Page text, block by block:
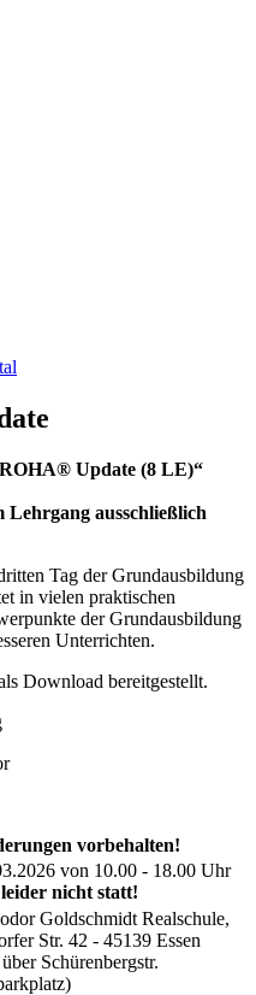
Update (8 LE)“
Lehrgang ausschließlich
Tag der Grundausbildung
in vielen praktischen
der Grundausbildung
Unterrichten.
Download bereitgestellt.
vorbehalten!
von 10.00 - 18.00 Uhr
nicht statt!
Goldschmidt Realschule,
Str. 42 - 45139 Essen
Schürenbergstr.